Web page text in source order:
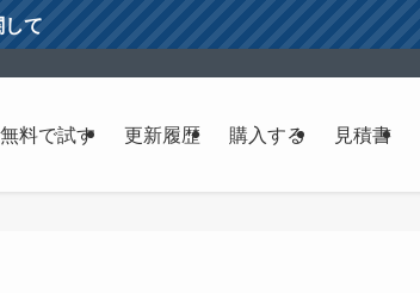
て
無料で試す 更新履歴 購入する 見積書